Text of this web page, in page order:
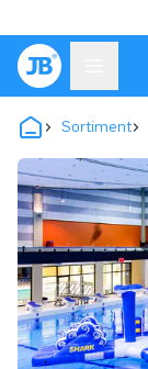
Sortiment